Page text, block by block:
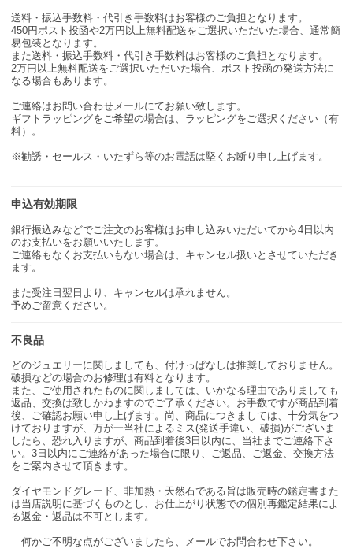
送料・振込手数料・代引き手数料はお客様のご負担となります。
450円ポスト投函や2万円以上無料配送をご選択いただいた場合、通常簡
易包装となります。
また送料・振込手数料・代引き手数料はお客様のご負担となります。
2万円以上無料配送をご選択いただいた場合、ポスト投函の発送方法に
なる場合もあります。
ご連絡はお問い合わせメールにてお願い致します。
ギフトラッピングをご希望の場合は、ラッピングをご選択ください（有
料）。
※勧誘・セールス・いたずら等のお電話は堅くお断り申し上げます。
申込有効期限
銀行振込みなどでご注文のお客様はお申し込みいただいてから4日以内
のお支払いをお願いいたします。
ご連絡もなくお支払いもない場合は、キャンセル扱いとさせていただき
ます。
また受注日翌日より、キャンセルは承れません。
予めご留意ください。
不良品
どのジュエリーに関しましても、付けっぱなしは推奨しておりません。
破損などの場合のお修理は有料となります。
また、ご使用されたものに関しましては、いかなる理由でありましても
返品、交換は致しかねますのでご了承ください。お手数ですが商品到着
後、ご確認お願い申し上げます。尚、商品につきましては、十分気をつ
けておりますが、万が一当社によるミス(発送手違い、破損)がございま
したら、恐れ入りますが、商品到着後3日以内に、当社までご連絡下さ
い。3日以内にご連絡があった場合に限り、ご返品、ご返金、交換方法
をご案内させて頂きます。
ダイヤモンドグレード、非加熱・天然石である旨は販売時の鑑定書また
は当店説明に基づくものとし、お仕上がり状態での個別再鑑定結果によ
る返金・返品は不可とします。
何かご不明な点がございましたら、メールでお問合わせ下さい。